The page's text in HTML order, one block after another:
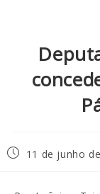
11 de junho